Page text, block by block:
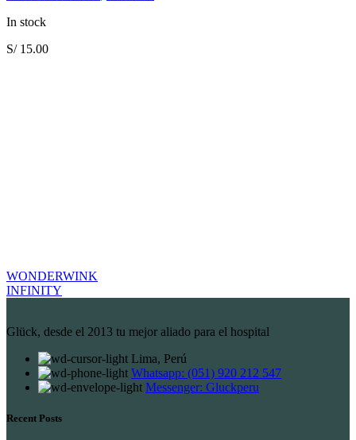
In stock
S/15.00
WONDERWINK
INFINITY
Glück, desde el 2013 tu mejor aliado para el hospital
Lima, Perú
Whatsapp: (051) 920 212 547
Messenger: Gluckperu
Recent Posts